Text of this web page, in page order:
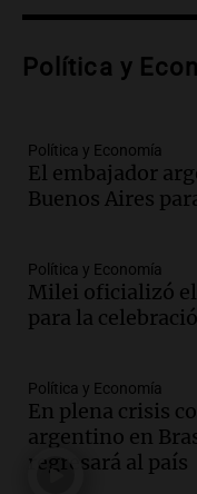
Episodios
Episodios
Audio.
aumentan
Episodios
Audio.
financiera y
Panorama
Episodios
Audio.La
Corte
Política y
Política y Economía
El embajador
Buenos Aires
Política y Economía
Milei oficializó el
para la
Política y Economía
En plena crisis
argentino en
regresará al país